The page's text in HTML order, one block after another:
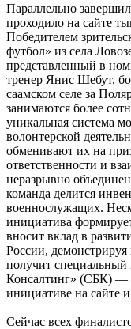
Параллельно
проходило на сайте
Победителем
футбол» из села
представленный в
тренер Янис Шебут,
саамском селе за
занимаются более
уникальная система
волонтерской
обменивают их на
ответственности и
неразрывно
команда делится
военнослужащих.
инициатива
вносит вклад в
России,
получит специальный
Консалтинг» (СБК) —
инициативе на сайте
Сейчас всех